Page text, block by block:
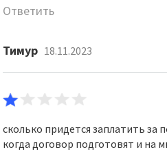
Ответить
Тимур 18.11.2023
сколько придется заплатить за
когда договор подготовят и на